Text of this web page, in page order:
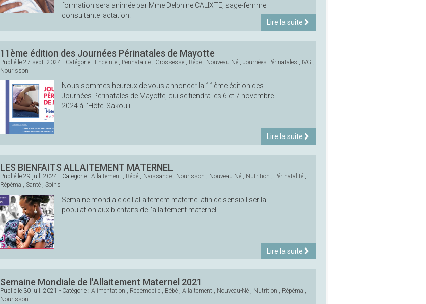
formation sera animée par Mme Delphine CALIXTE, sage-femme
consultante lactation.
Lire la suite
11ème édition des Journées Périnatales de Mayotte
Publié le 27 sept. 2024 - Catégorie : Enceinte , Périnatalité , Grossesse , Bébé , Nouveau-Né , Journées Périnatales , IVG ,
Nourisson
Nous sommes heureux de vous annoncer la 11ème édition des
Journées Périnatales de Mayotte, qui se tiendra les 6 et 7 novembre
2024 à l’Hôtel Sakouli.
Lire la suite
LES BIENFAITS ALLAITEMENT MATERNEL
Publié le 29 juil. 2024 - Catégorie : Allaitement , Bébé , Naissance , Nourisson , Nouveau-Né , Nutrition , Périnatalité ,
Répéma , Santé , Soins
Semaine mondiale de l’allaitement maternel afin de sensibiliser la
population aux bienfaits de l’allaitement maternel
Lire la suite
Semaine Mondiale de l'Allaitement Maternel 2021
Publié le 30 juil. 2021 - Catégorie : Alimentation Répémobile Bébé Allaitement Nouveau-Né Nutrition Répéma
Nourisson